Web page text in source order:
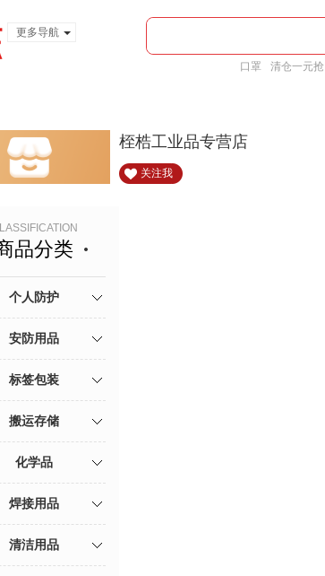
更多导航
口罩 清仓一元抢
桎梏工业品专营店
关注我
品分类
个人防护
安防用品
标签包装
搬运存储
化学品
焊接用品
清洁用品